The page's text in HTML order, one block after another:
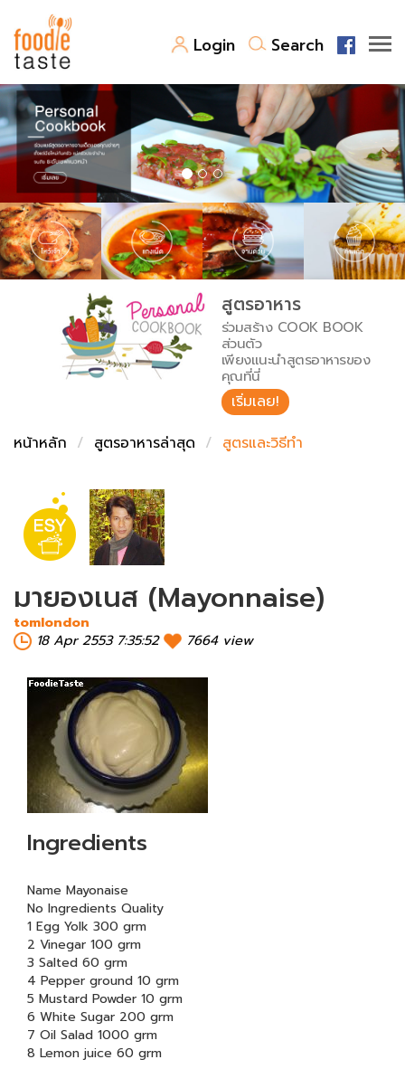
Login Search
สูตรอาหาร
สูตรอาหารล่าสุด
Top Foodie
พาไปชิม
สารพันก้นครัว
เคล็ดลับน่ารู้
เปรียบเทียบหน่วยการตวง
เปรียบเทียบอุณหภูมิ
เปรียบเทียบน้ำหนักวัตถุดิบ
FoodPedia
สร้าง Cookbook
สูตรอาหาร
ร่วมสร้าง COOK BOOK
ส่วนตัว
เพียงแนะนำสูตรอาหารของ
คุณที่นี่
เริ่มเลย!
หน้าหลัก
สูตรอาหารล่าสุด สูตรและวิธีทำ
มายองเนส (Mayonnaise)
tomlondon
18 Apr 2553 7:35:52
7664 view
Ingredients
Name Mayonaise
No Ingredients Quality
1 Egg Yolk 300 grm
2 Vinegar 100 grm
3 Salted 60 grm
4 Pepper ground 10 grm
5 Mustard Powder 10 grm
6 White Sugar 200 grm
7 Oil Salad 1000 grm
8 Lemon juice 60 grm